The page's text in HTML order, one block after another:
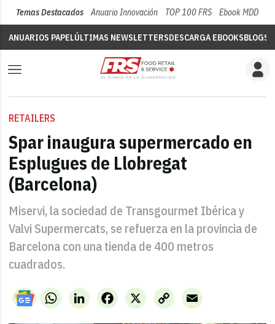
Temas Destacados Anuario Innovación TOP 100 FRS Ebook MDD
ANUARIOS PAPELÚLTIMAS NEWSLETTERSDESCARGA EBOOKSBLOGS
RETAILERS
Spar inaugura supermercado en
Esplugues de Llobregat
(Barcelona)
Miservi, la sociedad de Transgourmet Ibérica y
Valvi Supermercats, se refuerza en la provincia de
Barcelona con una tienda de 400 metros
cuadrados.
WhatsAppLinkedIn X
Facebook
Copy
Link
Email